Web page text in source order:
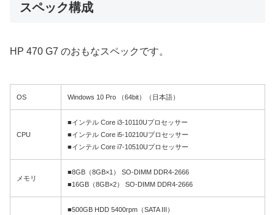
スペック構成
HP 470 G7 のおもなスペックです。
OS Windows 10 Pro （64bit）（日本語）
CPU
■インテル Core i3-10110Uプロセッサー
■インテル Core i5-10210Uプロセッサー
■インテル Core i7-10510Uプロセッサー
メモリ
■8GB（8GB×1） SO-DIMM DDR4-2666
■16GB（8GB×2） SO-DIMM DDR4-2666
■500GB HDD 5400rpm（SATA III）